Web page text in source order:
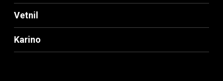
Vetnil
Karino